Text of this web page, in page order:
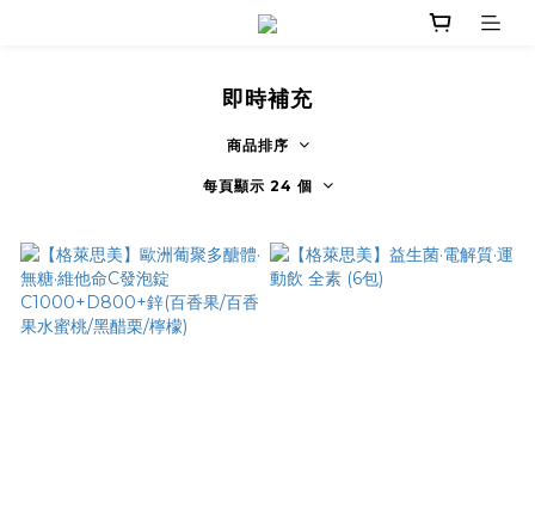
即時補充
商品排序
每頁顯示 24 個